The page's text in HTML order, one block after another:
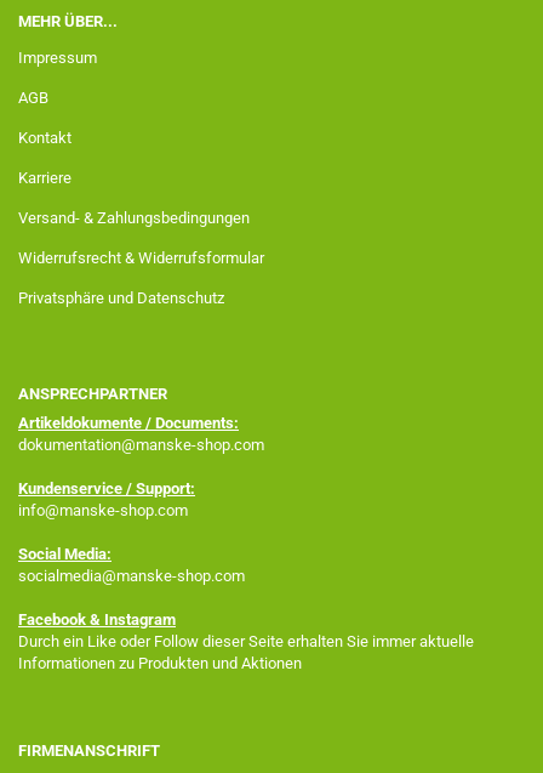
MEHR ÜBER...
Impressum
AGB
Kontakt
Karriere
Versand- & Zahlungsbedingungen
Widerrufsrecht & Widerrufsformular
Privatsphäre und Datenschutz
ANSPRECHPARTNER
Artikeldokumente / Documents:
dokumentation@manske-shop.com
Kundenservice / Support:
info@manske-shop.com
Social Media:
socialmedia@manske-shop.com
Facebook & Instagram
Durch ein Like oder Follow dieser Seite erhalten Sie immer aktuelle
Informationen zu Produkten und Aktionen
FIRMENANSCHRIFT